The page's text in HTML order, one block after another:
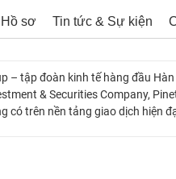
Hồ sơ Tin tức & Sự kiện
– tập đoàn kinh tế hàng đầu
& Securities Company,
có trên nền tảng giao dịch hiện